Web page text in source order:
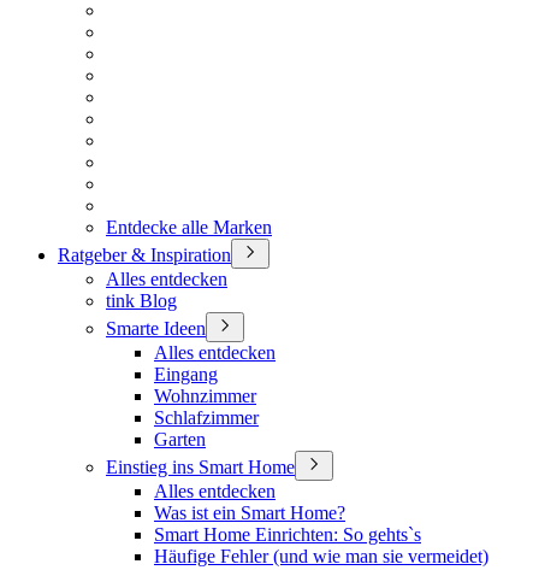
Entdecke alle Marken
Ratgeber & Inspiration
Alles entdecken
tink Blog
Smarte Ideen
Alles entdecken
Eingang
Wohnzimmer
Schlafzimmer
Garten
Einstieg ins Smart Home
Alles entdecken
Was ist ein Smart Home?
Smart Home Einrichten: So gehts`s
Häufige Fehler (und wie man sie vermeidet)